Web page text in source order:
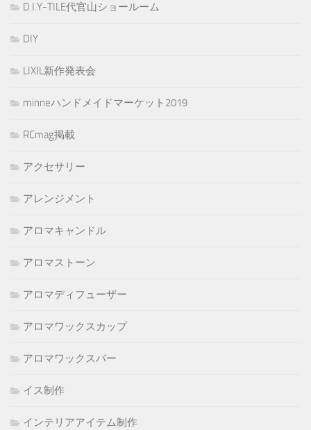
D.I.Y-TILE代官山ショールーム
DIY
LIXIL新作発表会
minneハンドメイドマーケット2019
RCmag掲載
アクセサリー
アレンジメント
アロマキャンドル
アロマストーン
アロマディフューザー
アロマワックスカップ
アロマワックスバー
イス制作
インテリアアイテム制作